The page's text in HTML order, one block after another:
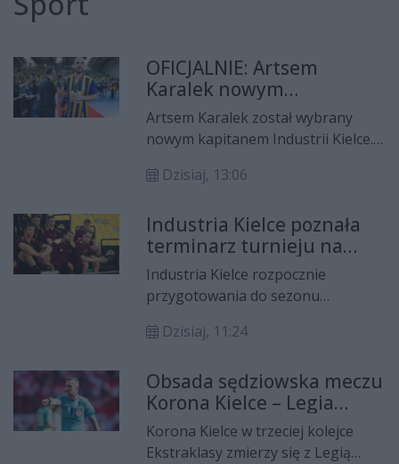
OFICJALNIE: Artsem
Karalek nowym
kapitanem Industrii Kielce
Artsem Karalek został wybrany
nowym kapitanem Industrii Kielce.
roku reprezentuje kielecki klub,
nadchodzącym sezonie. Jego
zastępcą został Arkadiusz Moryto.
Dzisiaj, 13:06
Industria Kielce poznała
terminarz turnieju na
Węgrzech. Mecze będzie
można obejrzeć w telewizji
Industria Kielce rozpocznie
przygotowania do sezonu
Cup na Węgrzech. Mistrzowie
rozegrają w Tatabányi dwa
spotkania. Poznaliśmy już
terminarz zawodów, a mecze
kielczan będzie można obejrzeć w
Dzisiaj, 11:24
Obsada sędziowska meczu
Korona Kielce – Legia
Warszawa
Korona Kielce w trzeciej kolejce
Ekstraklasy zmierzy się z Legią